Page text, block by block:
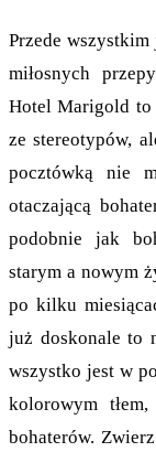
Przede
miłosnych
Hotel Marigold
ze stereotypów,
pocztówką nie
otaczającą
podobnie jak
starym a nowym
po kilku
już doskonale to
wszystko jest w
kolorowym
bohaterów.